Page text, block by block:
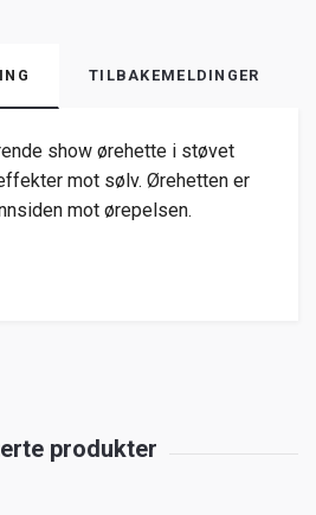
TILBAKEMELDINGER
show ørehette i støvet
mot sølv. Ørehetten er
mot ørepelsen.